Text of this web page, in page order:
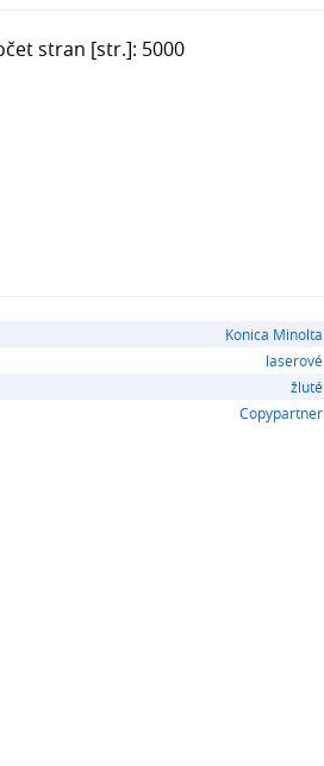
stran [str.]: 5000
Konica Minolta
laserové
žluté
Copypartner